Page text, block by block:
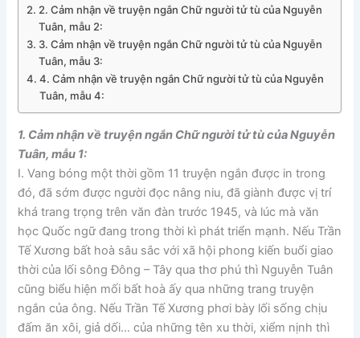
2. Cảm nhận về truyện ngắn Chữ người tử tù của Nguyễn
Tuân, mẫu 2:
3. Cảm nhận về truyện ngắn Chữ người tử tù của Nguyễn
Tuân, mẫu 3:
4. Cảm nhận về truyện ngắn Chữ người tử tù của Nguyễn
Tuân, mẫu 4:
1. Cảm nhận về truyện ngắn Chữ người tử tù của Nguyễn
Tuân, mẫu 1:
I. Vang bóng một thời gồm 11 truyện ngắn được in trong
đó, đã sớm được người đọc nâng niu, đã giành được vị trí
khá trang trọng trên văn đàn trước 1945, và lúc mà văn
học Quốc ngữ đang trong thời kì phát triển mạnh. Nếu Trần
Tế Xương bất hoà sâu sắc với xã hội phong kiến buổi giao
thời của lối sông Đông – Tây qua thơ phú thì Nguyễn Tuân
cũng biểu hiện mối bất hoà ấy qua những trang truyện
ngắn của ông. Nếu Trần Tế Xương phơi bày lối sống chịu
đấm ăn xôi, giả dối… của những tên xu thời, xiểm nịnh thì